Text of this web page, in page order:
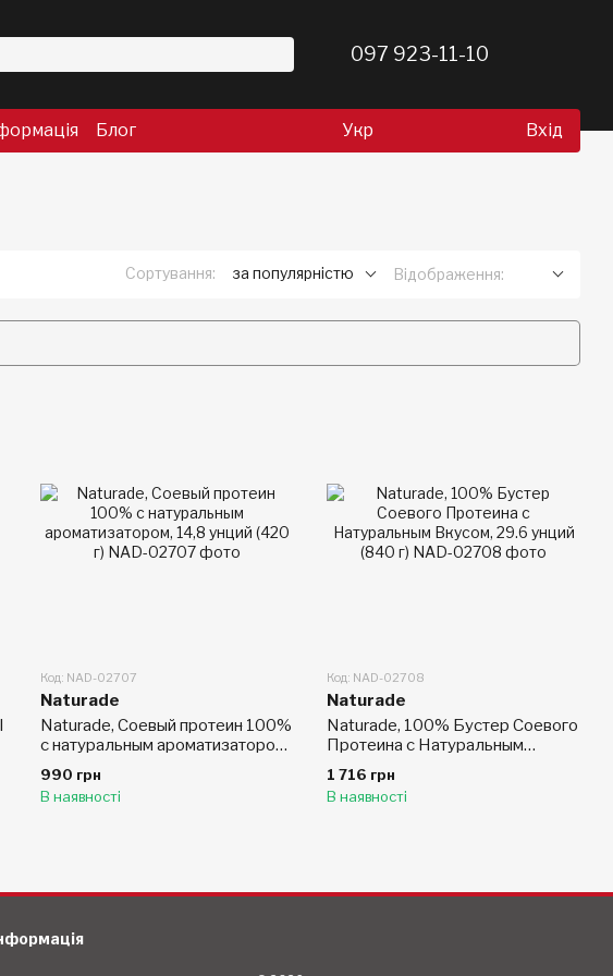
097 923-11-10
Блог Укр Вхід
Сортування: за популярністю Відображення:
Код: NAD-02707
Naturade
Naturade, Соевый протеин 100%
с натуральным ароматизатором,
14,8 унций (420 г)
990 грн
В наявності
Код: NAD-02708
Naturade
Naturade, 100% Бустер Соевого
Протеина с Натуральным
Вкусом, 29.6 унций (840 г)
1 716 грн
В наявності